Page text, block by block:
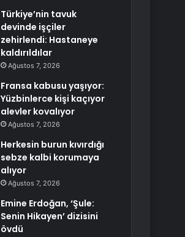
Türkiye’nin tavuk
devinde işçiler
zehirlendi: Hastaneye
kaldırıldılar
Ağustos 7, 2026
Fransa kabusu yaşıyor:
Yüzbinlerce kişi kaçıyor
alevler kovalıyor
Ağustos 7, 2026
Herkesin burun kıvırdığı
sebze kalbi korumaya
alıyor
Ağustos 7, 2026
Emine Erdoğan, ‘Şule:
Senin Hikayen’ dizisini
övdü